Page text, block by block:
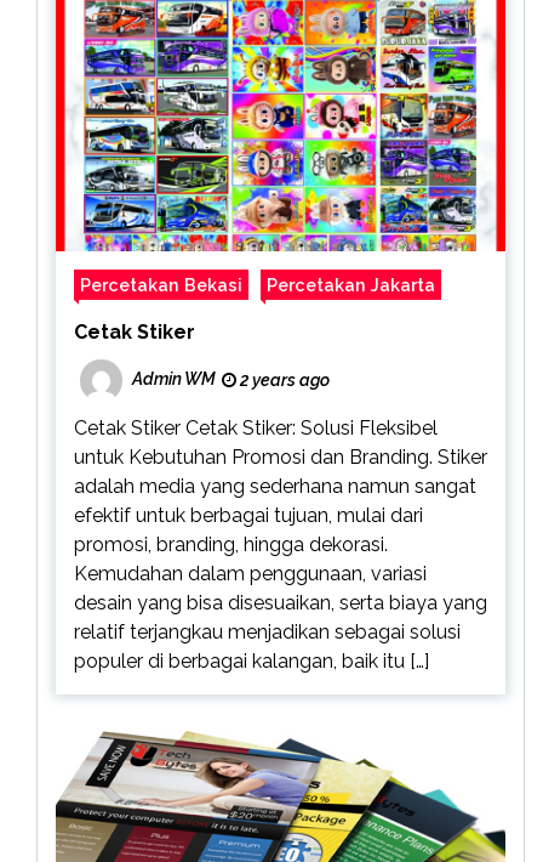
Percetakan Bekasi Percetakan Jakarta
Cetak Stiker
Admin WM 2 years ago
Cetak Stiker Cetak Stiker: Solusi Fleksibel
untuk Kebutuhan Promosi dan Branding. Stiker
adalah media yang sederhana namun sangat
efektif untuk berbagai tujuan, mulai dari
promosi, branding, hingga dekorasi.
Kemudahan dalam penggunaan, variasi
desain yang bisa disesuaikan, serta biaya yang
relatif terjangkau menjadikan sebagai solusi
populer di berbagai kalangan, baik itu […]